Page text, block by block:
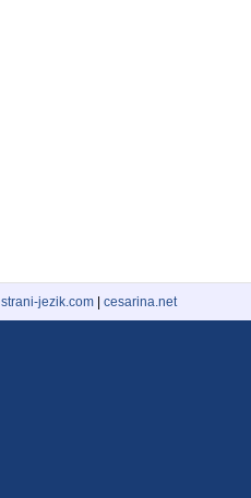
strani-jezik.com cesarina.net